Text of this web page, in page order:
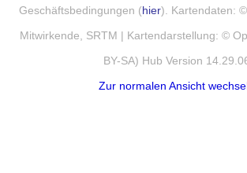
Geschäftsbedingungen (hier). Kartendaten:
Mitwirkende, SRTM | Kartendarstellung: ©
BY-SA) Hub Version
Zur normalen Ansicht